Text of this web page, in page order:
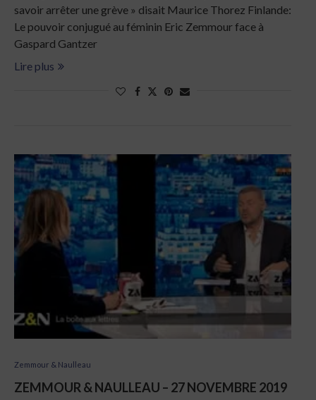
savoir arrêter une grève » disait Maurice Thorez Finlande:
Le pouvoir conjugué au féminin Eric Zemmour face à
Gaspard Gantzer
Lire plus
Zemmour & Naulleau
ZEMMOUR & NAULLEAU – 27 NOVEMBRE 2019